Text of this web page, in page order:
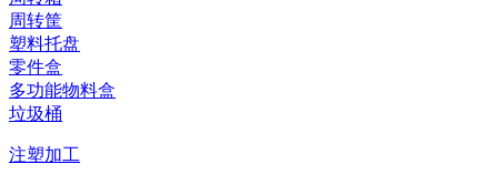
周转筐
塑料托盘
零件盒
多功能物料盒
垃圾桶
注塑加工